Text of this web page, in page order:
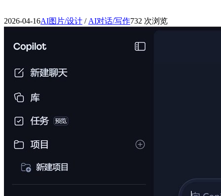
2026-04-16AI图片/设计 / AI对话/写作732 次浏览